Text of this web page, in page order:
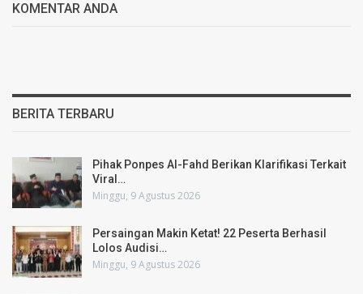
KOMENTAR ANDA
BERITA TERBARU
Pihak Ponpes Al-Fahd Berikan Klarifikasi Terkait
Viral…
Minggu, 9 Agustus 2026
Persaingan Makin Ketat! 22 Peserta Berhasil
Lolos Audisi…
Minggu, 9 Agustus 2026